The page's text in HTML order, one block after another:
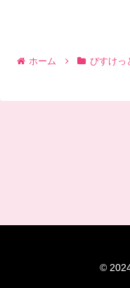
ホーム びすけっ
©